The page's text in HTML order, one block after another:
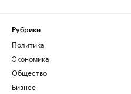
Рубрики
Политика
Экономика
Общество
Бизнес